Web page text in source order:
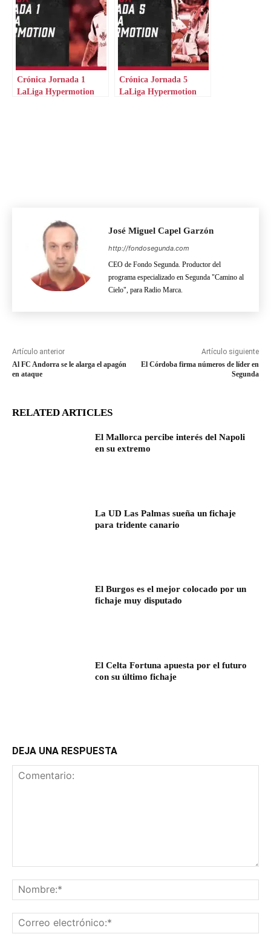
Crónica Jornada 1
LaLiga Hypermotion
Crónica Jornada 5
LaLiga Hypermotion
José Miguel Capel Garzón
http://fondosegunda.com
CEO de Fondo Segunda. Productor del
programa especializado en Segunda "Camino al
Cielo", para Radio Marca.
Artículo anterior
Al FC Andorra se le alarga el apagón
en ataque
Artículo siguiente
El Córdoba firma números de líder en
Segunda
RELATED ARTICLES
El Mallorca percibe interés del Napoli
en su extremo
La UD Las Palmas sueña un fichaje
para tridente canario
El Burgos es el mejor colocado por un
fichaje muy disputado
El Celta Fortuna apuesta por el futuro
con su último fichaje
DEJA UNA RESPUESTA